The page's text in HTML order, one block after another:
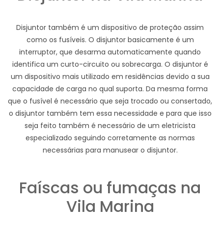
Disjuntor também é um dispositivo de proteção assim
como os fusíveis. O disjuntor basicamente é um
interruptor, que desarma automaticamente quando
identifica um curto-circuito ou sobrecarga. O disjuntor é
um dispositivo mais utilizado em residências devido a sua
capacidade de carga no qual suporta. Da mesma forma
que o fusível é necessário que seja trocado ou consertado,
o disjuntor também tem essa necessidade e para que isso
seja feito também é necessário de um eletricista
especializado seguindo corretamente as normas
necessárias para manusear o disjuntor.
Faíscas ou fumaças na
Vila Marina